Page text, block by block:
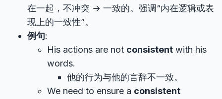
在一起，不冲突 → 一致的。强调“内在逻辑或表
现上的一致性”。
例句:
His actions are not consistent with his
words.
他的行为与他的言辞不一致。
We need to ensure a consistent